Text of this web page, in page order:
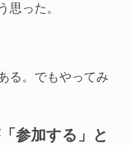
思った。
る。でもやってみ
参加する」と